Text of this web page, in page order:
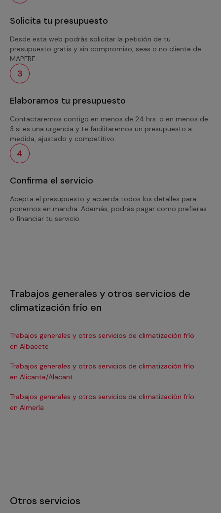
Solicita tu presupuesto
Desde esta web podrás solicitar la petición de tu
presupuesto gratis y sin compromiso, seas o no cliente de
MAPFRE.
3
Elaboramos tu presupuesto
Contactaremos contigo en menos de 24 hrs. o en menos de
3 si es una urgencia y te facilitaremos un presupuesto a
medida, ajustado y competitivo.
4
Confirma el servicio
Acepta el presupuesto y acuerda todos los detalles para
ponernos en marcha. Además, podrás pagar como prefieras
o financiar tu servicio.
Trabajos generales y otros servicios de
climatización frío en
Trabajos generales y otros servicios de climatización frío
en Albacete
Trabajos generales y otros servicios de climatización frío
en Alicante/Alacant
Trabajos generales y otros servicios de climatización frío
en Almería
Otros servicios